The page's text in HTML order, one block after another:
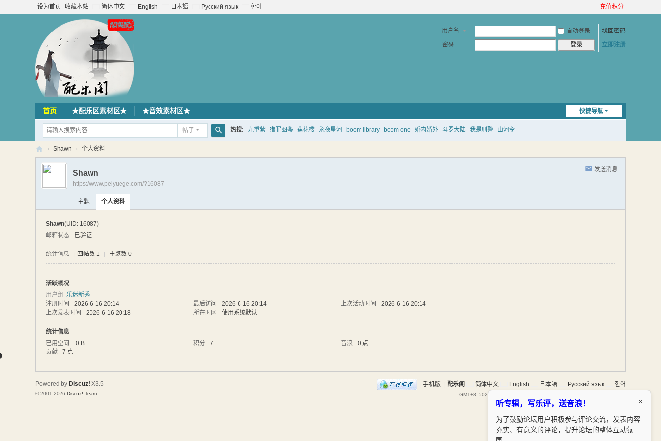
设为首页 收藏本站 简体中文 English 日本語 Русский язык 한어 充值积分
用户名 自动登录
找回密码
密码
登录 立即注册
快捷导航
首页 ★配乐区素材区★ ★音效素材区★
帖子
索
热搜: 九重紫 猎罪图鉴 莲花楼 永夜星河 boom library boom one 婚内婚外 斗罗大陆 我是刑警 山河令
配
阁
› Shawn › 个人资料
发送消息
Shawn
https://www.peiyuege.com/?16087
主题 个人资料
Shawn(UID: 16087)
邮箱状态
已验证
统计信息 回帖数 1 主题数 0
活跃概况
用户组 乐迷新秀
注册时间
2026-6-16 20:14 最后访问 2026-6-16 20:14 上次活动时间
2026-6-16 20:14
上次发表时间
2026-6-16 20:18 所在时区 使用系统默认
统计信息
已用空间
0 B 积分 7 音浪
0 点
贡献
7 点
×
听专辑，写乐评，送音浪！
为了鼓励论坛用户积极参与评论交流，发表内容
充实、有意义的评论，提升论坛的整体互动氛
| 手机版 | 配乐阁 简体中文 English 日本語 Русский язык 한어
GMT+8, 2026-8-8 22:01
Powered by Discuz! X3.5
© 2001-2026 Discuz! Team